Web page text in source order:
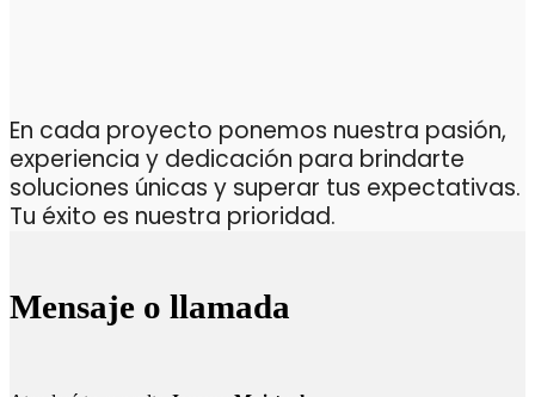
En cada proyecto ponemos nuestra pasión,
experiencia y dedicación para brindarte
soluciones únicas y superar tus expectativas.
Tu éxito es nuestra prioridad.
Mensaje o llamada